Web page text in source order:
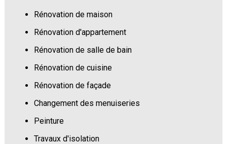
Rénovation de maison
Rénovation d'appartement
Rénovation de salle de bain
Rénovation de cuisine
Rénovation de façade
Changement des menuiseries
Peinture
Travaux d'isolation